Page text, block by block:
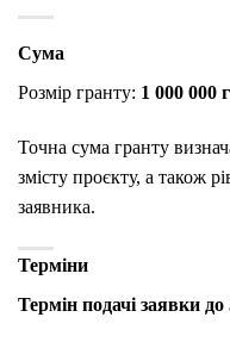
Сума
Розмір гранту: 1 000 000
Точна сума гранту
змісту проєкту, а також
заявника.
Терміни
Термін подачі заявки